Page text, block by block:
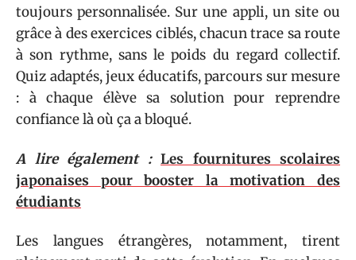
toujours personnalisée. Sur une appli, un site ou
grâce à des exercices ciblés, chacun trace sa route
à son rythme, sans le poids du regard collectif.
Quiz adaptés, jeux éducatifs, parcours sur mesure
: à chaque élève sa solution pour reprendre
confiance là où ça a bloqué.
A lire également : Les fournitures scolaires
japonaises pour booster la motivation des
étudiants
Les langues étrangères, notamment, tirent